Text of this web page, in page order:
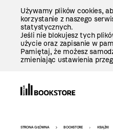
Używamy plików cookies,
korzystanie z naszego
statystycznych.
Jeśli nie blokujesz tych
użycie oraz zapisanie w
Pamiętaj, że możesz
zmieniając ustawienia
STRONA GŁÓWNA BOOKSTORE KSIĄŻKI